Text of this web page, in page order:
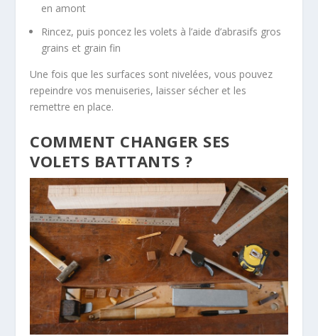
en amont
Rincez, puis poncez les volets à l’aide d’abrasifs gros
grains et grain fin
Une fois que les surfaces sont nivelées, vous pouvez
repeindre vos menuiseries, laisser sécher et les
remettre en place.
COMMENT CHANGER SES
VOLETS BATTANTS ?